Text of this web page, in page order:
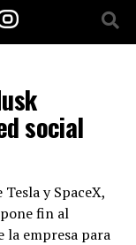
social
y SpaceX,
fin al
la empresa para